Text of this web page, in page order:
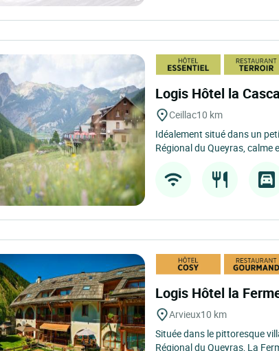
Logis Hôtel la
Ceillac10 km
Idéalement situé dans un
Régional du Queyras, calme
Logis Hôtel la
Arvieux10 km
Située dans le pittoresque
Régional du Queyras, La